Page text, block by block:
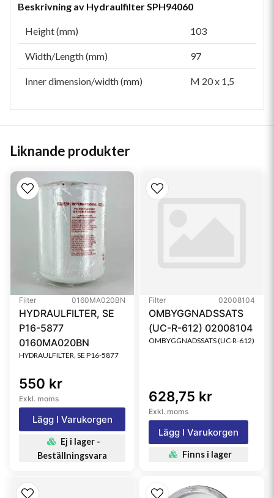
Beskrivning av Hydraulfilter SPH94060
Height (mm) 103
Width/Length (mm) 97
Inner dimension/width (mm) M 20 x 1,5
Liknande produkter
Filter 0160MA020BN
HYDRAULFILTER, SE
P16-5877
0160MA020BN
HYDRAULFILTER, SE P16-5877
550 kr
Exkl. moms
Lägg I Varukorgen
Ej i lager -
Beställningsvara
Filter 02008104
OMBYGGNADSSATS
(UC-R-612) 02008104
OMBYGGNADSSATS (UC-R-612)
628,75 kr
Exkl. moms
Lägg I Varukorgen
Finns i lager